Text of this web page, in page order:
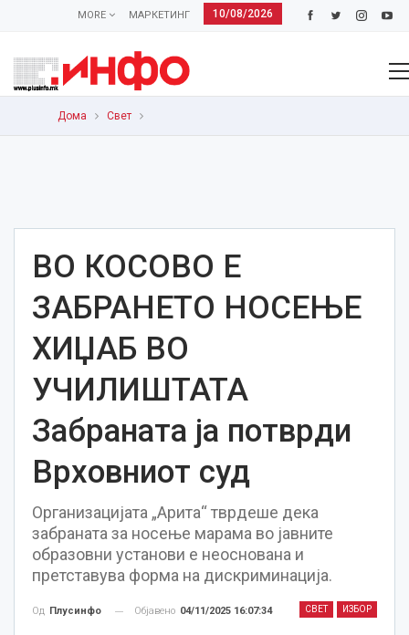
10/08/2026
МАРКЕТИНГ
MORE
Дома Свет
ВО КОСОВО Е
ЗАБРАНЕТО НОСЕЊЕ
ХИЏАБ ВО
УЧИЛИШТАТА
Забраната ја потврди
Врховниот суд
Организацијата „Арита“ тврдеше дека
забраната за носење марама во јавните
образовни установи е неоснована и
претставува форма на дискриминација.
СВЕТ ИЗБОР
Од Плусинфо Објавено 04/11/2025 16:07:34